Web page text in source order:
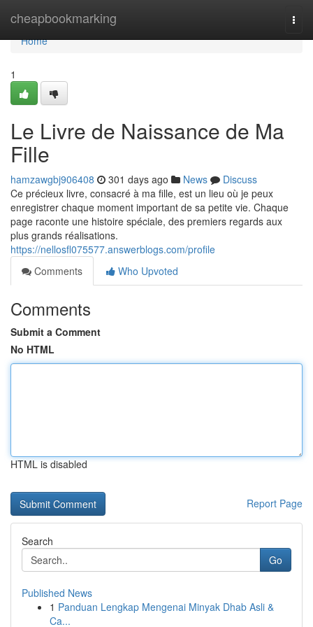
cheapbookmarking
Home
Home
1
Le Livre de Naissance de Ma
Fille
hamzawgbj906408 301 days ago News
Discuss
Ce précieux livre, consacré à ma fille, est un lieu où je peux
enregistrer chaque moment important de sa petite vie. Chaque
page raconte une histoire spéciale, des premiers regards aux
plus grands réalisations.
https://nellosfl075577.answerblogs.com/profile
Comments
Who Upvoted
Comments
Submit a Comment
No HTML
HTML is disabled
Report Page
Search
Go
Published News
1 Panduan Lengkap Mengenai Minyak Dhab Asli &
Ca...